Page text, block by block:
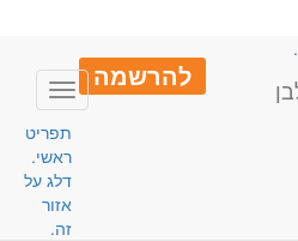
להרשמה
Toggle
תפריט
ראשי.
דלג על
אזור
זה.